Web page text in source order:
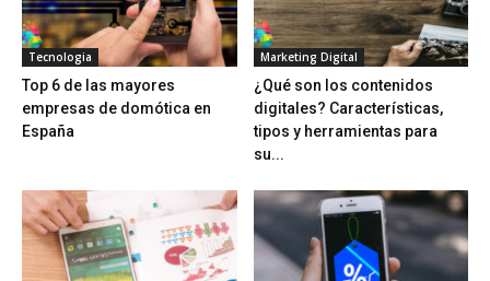
Tecnologia
Top 6 de las mayores
empresas de domótica en
España
Marketing Digital
¿Qué son los contenidos
digitales? Características,
tipos y herramientas para
su...